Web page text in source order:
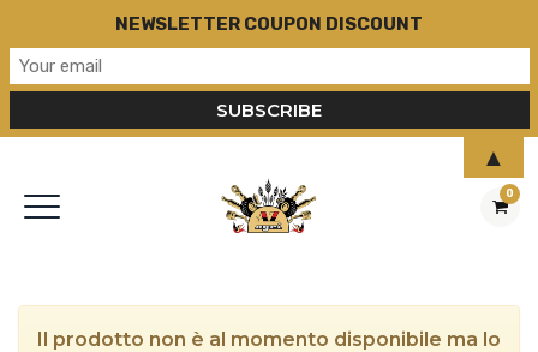
0
Il prodotto non è al momento disponibile ma lo
NEWSLETTER COUPON DISCOUNT
▲